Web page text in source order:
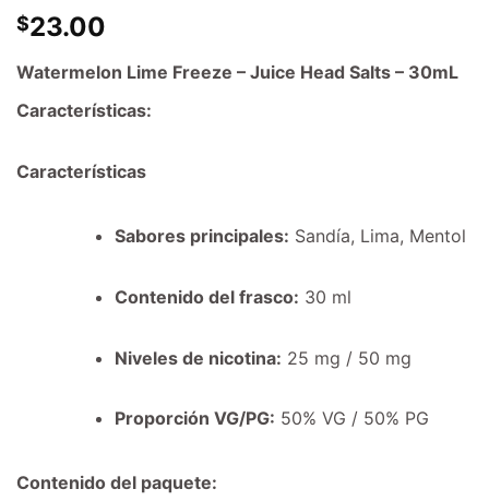
$23.00
Watermelon Lime Freeze – Juice Head Salts – 30mL
Características:
Características
Sabores principales: Sandía, Lima, Mentol
Contenido del frasco: 30 ml
Niveles de nicotina: 25 mg / 50 mg
Proporción VG/PG: 50% VG / 50% PG
Contenido del paquete: